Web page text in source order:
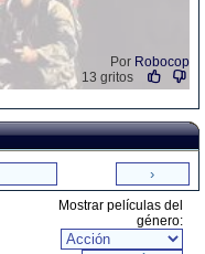
Por Robocop
13 gritos
Mostrar películas del
género: